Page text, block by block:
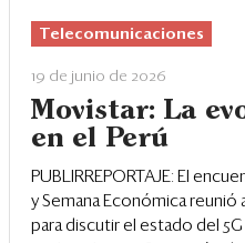
Telecomunicaciones
19 de junio de 2026
Movistar: La
en el Perú
PUBLIRREPORTAJE: El
y Semana Económica
para discutir el estado del